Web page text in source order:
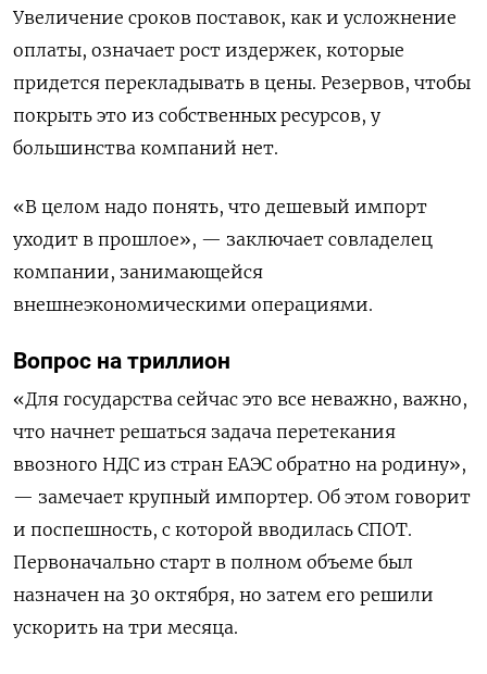
Увеличение сроков поставок, как и усложнение
оплаты, означает рост издержек, которые
придется перекладывать в цены. Резервов, чтобы
покрыть это из собственных ресурсов, у
большинства компаний нет.
«В целом надо понять, что дешевый импорт
уходит в прошлое», — заключает совладелец
компании, занимающейся
внешнеэкономическими операциями.
Вопрос на триллион
«Для государства сейчас это все неважно, важно,
что начнет решаться задача перетекания
ввозного НДС из стран ЕАЭС обратно на родину»,
— замечает крупный импортер. Об этом говорит
и поспешность, с которой вводилась СПОТ.
Первоначально старт в полном объеме был
назначен на 30 октября, но затем его решили
ускорить на три месяца.